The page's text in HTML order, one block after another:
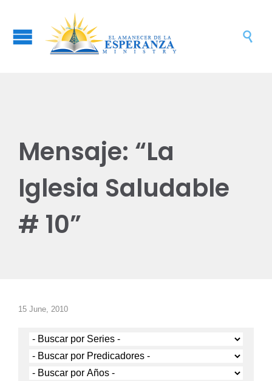

Mensaje: “La
Iglesia Saludable
# 10”
15 June, 2010